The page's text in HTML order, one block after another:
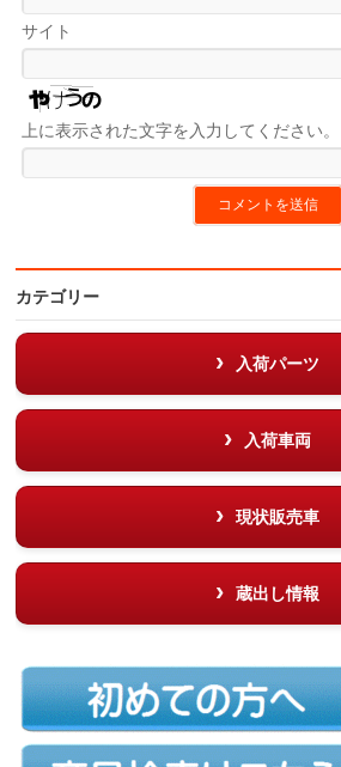
サイト
上に表示された文字を入力してください。
カテゴリー
入荷パーツ
入荷車両
現状販売車
蔵出し情報